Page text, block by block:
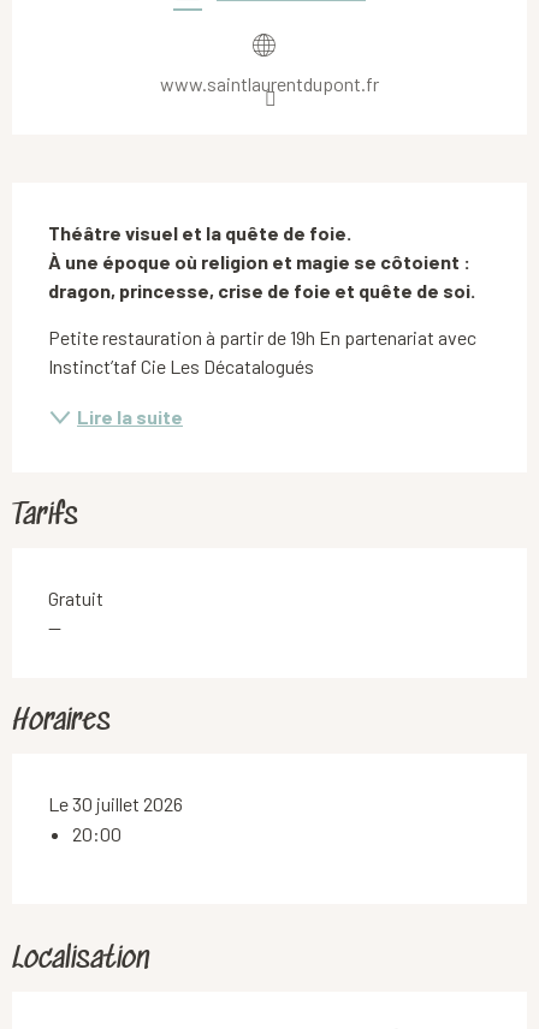
www.saintlaurentdupont.fr
Théâtre visuel et la quête de foie.
À une époque où religion et magie se côtoient :
dragon, princesse, crise de foie et quête de soi.
Petite restauration à partir de 19h En partenariat avec
Instinct’taf Cie Les Décatalogués
Lire la suite
Tarifs
Gratuit
—
Horaires
Le 30 juillet 2026
20:00
Localisation